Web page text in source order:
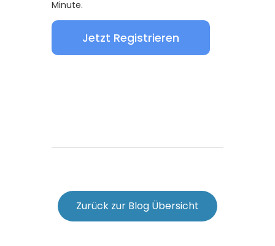
Minute.
Jetzt Registrieren
Zurück zur Blog Übersicht